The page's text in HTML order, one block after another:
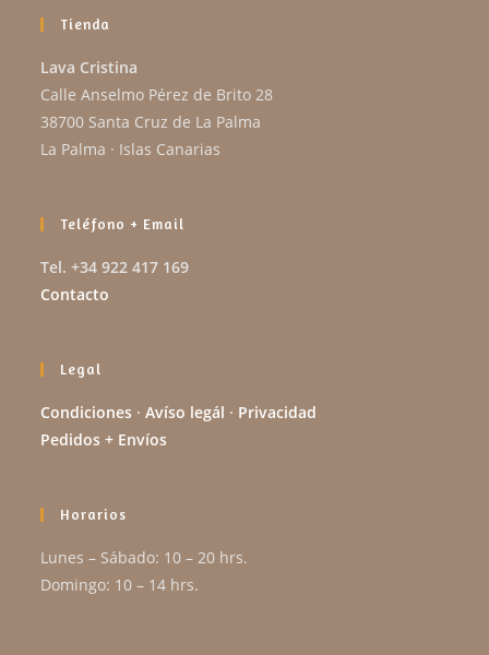
Tienda
Lava Cristina
Calle Anselmo Pérez de Brito 28
38700 Santa Cruz de La Palma
La Palma · Islas Canarias
Teléfono + Email
Tel. +34 922 417 169
Contacto
Legal
Condiciones ·Avíso legál · Privacidad
Pedidos + Envíos
Horarios
Lunes – Sábado: 10 – 20 hrs.
Domingo: 10 – 14 hrs.